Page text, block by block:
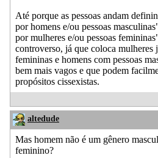
Até porque as pessoas andam
por homens e/ou pessoas
por mulheres e/ou pessoas
controverso, já que coloca mulheres
femininas e homens com pessoas
bem mais vagos e que podem
propósitos cissexistas.
altedude
Mas homem não é um gênero
feminino?